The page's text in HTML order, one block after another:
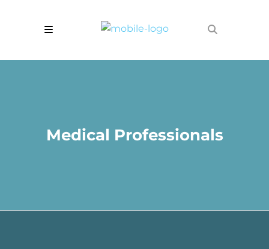
Medical Professionals